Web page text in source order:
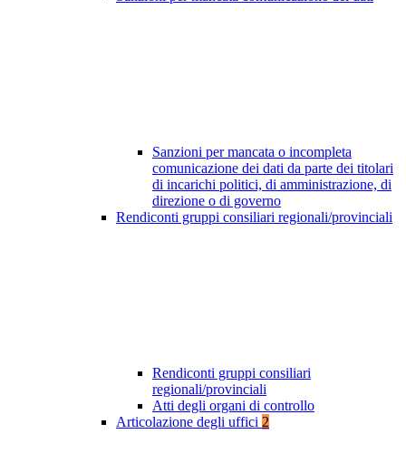
Sanzioni per mancata o incompleta
comunicazione dei dati da parte dei titolari
di incarichi politici, di amministrazione, di
direzione o di governo
Rendiconti gruppi consiliari regionali/provinciali
Rendiconti gruppi consiliari
regionali/provinciali
Atti degli organi di controllo
Articolazione degli uffici 2